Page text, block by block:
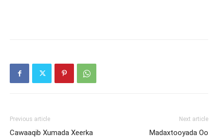
Previous article
Cawaaqib Xumada Xeerka
Next article
Madaxtooyada Oo